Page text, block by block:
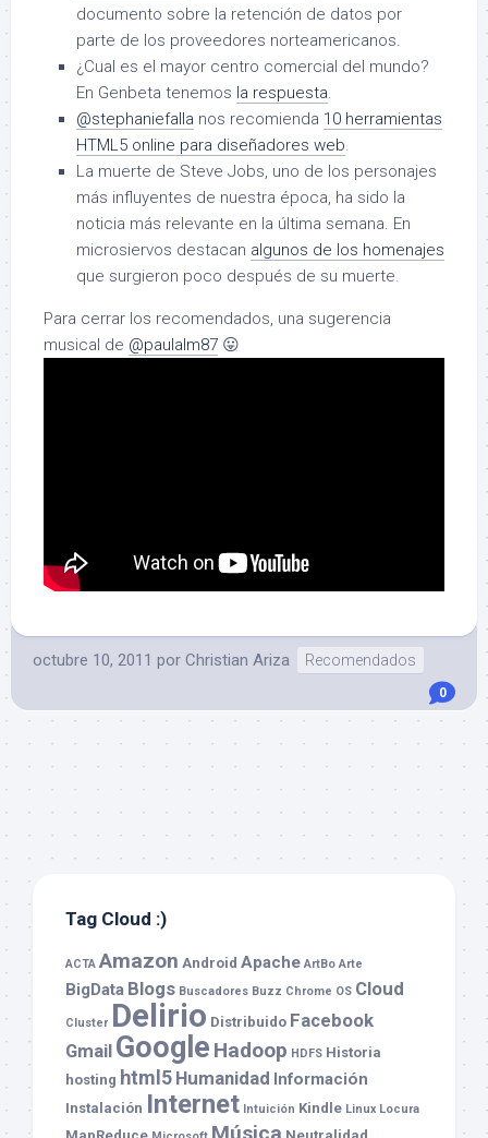
documento sobre la retención de datos por
parte de los proveedores norteamericanos.
¿Cual es el mayor centro comercial del mundo?
En Genbeta tenemos la respuesta.
@stephaniefalla nos recomienda 10 herramientas
HTML5 online para diseñadores web.
La muerte de Steve Jobs, uno de los personajes
más influyentes de nuestra época, ha sido la
noticia más relevante en la última semana. En
microsiervos destacan algunos de los homenajes
que surgieron poco después de su muerte.
Para cerrar los recomendados, una sugerencia
musical de @paulalm87 😛
octubre 10, 2011 por Christian Ariza Recomendados
0
Tag Cloud :)
ACTA Amazon Android Apache ArtBo Arte
BigData Blogs Buscadores Buzz Chrome OS Cloud
Cluster Delirio Distribuido Facebook
Gmail Google Hadoop HDFS Historia
hosting html5 Humanidad Información
Instalación Internet Intuición Kindle Linux Locura
Música